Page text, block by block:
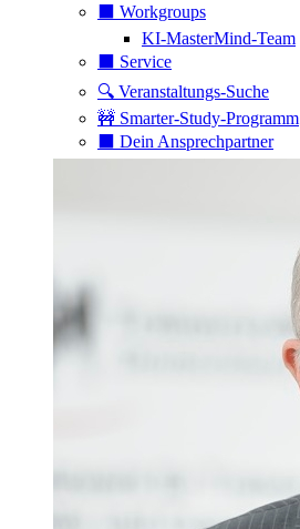
⬛️ Workgroups
KI-MasterMind-Team
⬛️ Service
🔍 Veranstaltungs-Suche
🚧 Smarter-Study-Programm
⬛️ Dein Ansprechpartner